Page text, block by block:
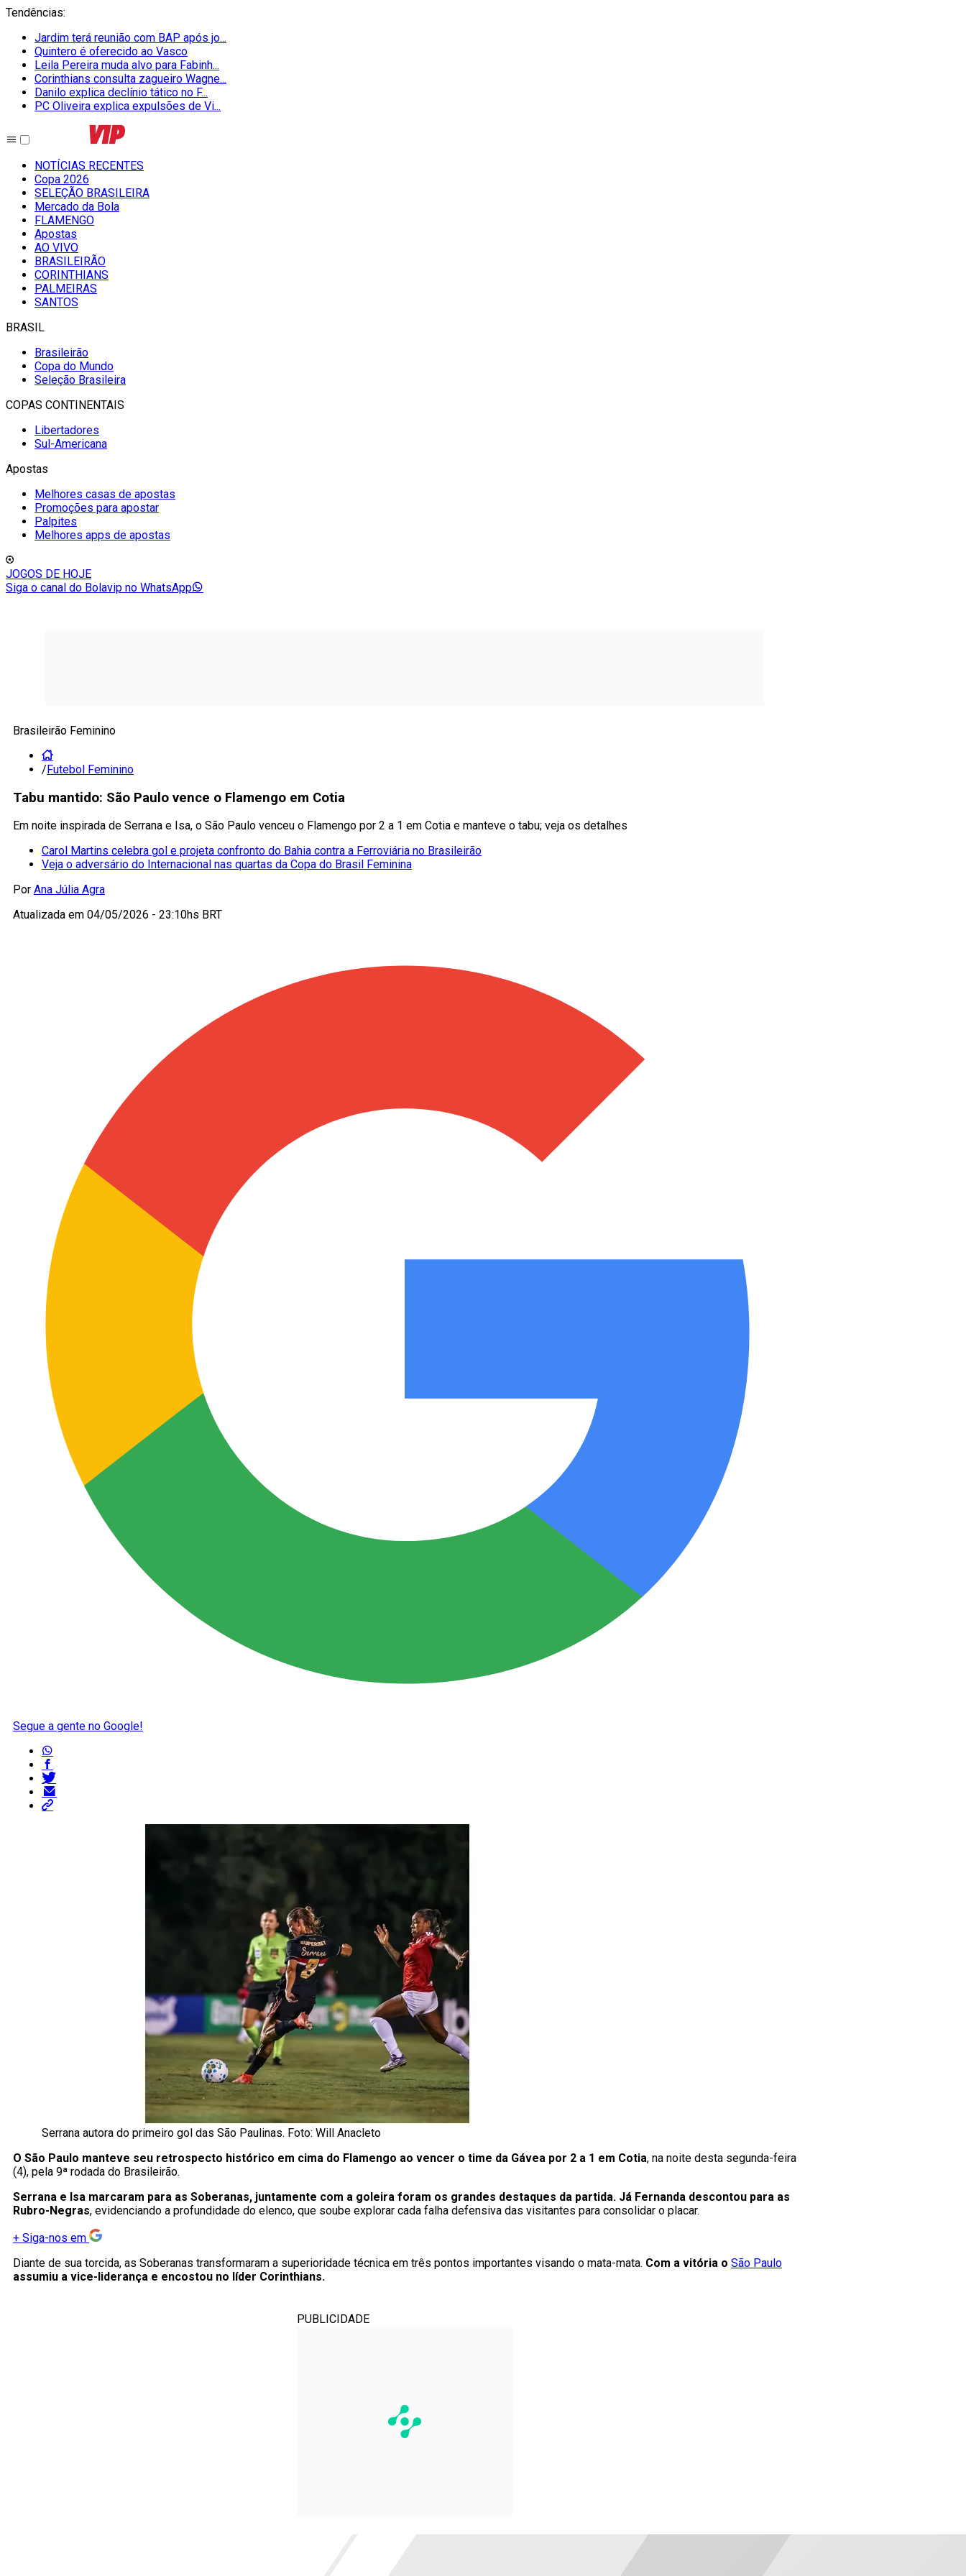
Tendências:
Jardim terá reunião com BAP após jo...
Quintero é oferecido ao Vasco
Leila Pereira muda alvo para Fabinh...
Corinthians consulta zagueiro Wagne...
Danilo explica declínio tático no F...
PC Oliveira explica expulsões de Vi...
NOTÍCIAS RECENTES
Copa 2026
SELEÇÃO BRASILEIRA
Mercado da Bola
FLAMENGO
Apostas
AO VIVO
BRASILEIRÃO
CORINTHIANS
PALMEIRAS
SANTOS
BRASIL
Brasileirão
Copa do Mundo
Seleção Brasileira
COPAS CONTINENTAIS
Libertadores
Sul-Americana
Apostas
Melhores casas de apostas
Promoções para apostar
Palpites
Melhores apps de apostas
JOGOS DE HOJE
Siga o canal do Bolavip no WhatsApp
Brasileirão Feminino
/Futebol Feminino
Tabu mantido: São Paulo vence o Flamengo em Cotia
Em noite inspirada de Serrana e Isa, o São Paulo venceu o Flamengo por 2 a 1 em Cotia e manteve o tabu; veja os detalhes
Carol Martins celebra gol e projeta confronto do Bahia contra a Ferroviária no Brasileirão
Veja o adversário do Internacional nas quartas da Copa do Brasil Feminina
Por Ana Júlia Agra
Atualizada em 04/05/2026 - 23:10hs BRT
Segue a gente no Google!
Serrana autora do primeiro gol das São Paulinas. Foto: Will Anacleto
O São Paulo manteve seu retrospecto histórico em cima do Flamengo ao vencer o time da Gávea por 2 a 1 em Cotia, na noite desta segunda-feira
(4), pela 9ª rodada do Brasileirão.
Serrana e Isa marcaram para as Soberanas, juntamente com a goleira foram os grandes destaques da partida. Já Fernanda descontou para as
Rubro-Negras, evidenciando a profundidade do elenco, que soube explorar cada falha defensiva das visitantes para consolidar o placar.
+ Siga-nos em
Diante de sua torcida, as Soberanas transformaram a superioridade técnica em três pontos importantes visando o mata-mata. Com a vitória o São Paulo
assumiu a vice-liderança e encostou no líder Corinthians.
PUBLICIDADE